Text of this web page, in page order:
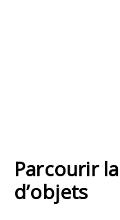
Parcourir
d’objets